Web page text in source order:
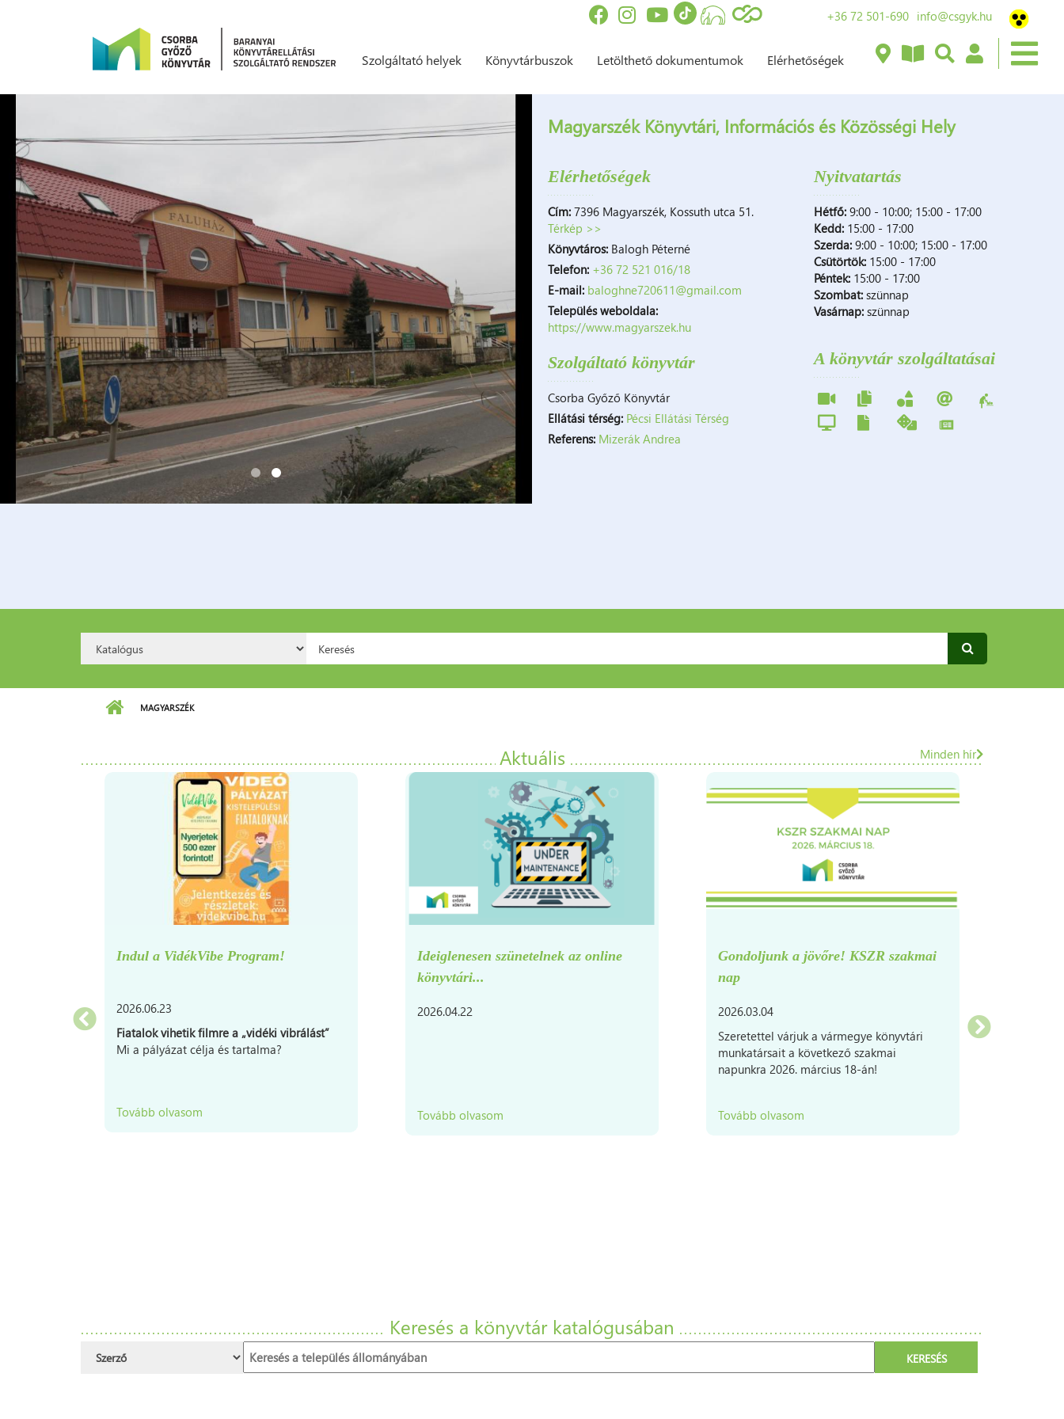
+36 72 501-690 info@csgyk.hu
Szolgáltató helyek Könyvtárbuszok Letölthető dokumentumok Elérhetőségek
Magyarszék Könyvtári, Információs és Közösségi Hely
Elérhetőségek
Cím: 7396 Magyarszék, Kossuth utca 51.
Térkép >>
7396
Magyarszék,
Kossuth
utca
51.
Könyvtáros: Balogh Péterné
Telefon: +36 72 521 016/18
E-mail: baloghne720611@gmail.com
Település weboldala:
https://www.magyarszek.hu
Szolgáltató könyvtár
Csorba Győző Könyvtár
Ellátási térség: Pécsi Ellátási Térség
Referens: Mizerák Andrea
Nyitvatartás
Hétfő: 9:00 - 10:00; 15:00 - 17:00
Kedd: 15:00 - 17:00
Szerda: 9:00 - 10:00; 15:00 - 17:00
Csütörtök: 15:00 - 17:00
Péntek: 15:00 - 17:00
Szombat: szünnap
Vasárnap: szünnap
A könyvtár szolgáltatásai
Option:
Keresés űrlap
MAGYARSZÉK
Aktuális Minden hír
Indul a VidékVibe Program!
2026.06.23
Fiatalok vihetik filmre a „vidéki vibrálást”
Mi a pályázat célja és tartalma?
Tovább olvasom
Ideiglenesen szünetelnek az online
könyvtári...
2026.04.22
Tovább olvasom
Gondoljunk a jövőre! KSZR szakmai
nap
2026.03.04
Szeretettel várjuk a vármegye könyvtári
munkatársait a következő szakmai
napunkra 2026. március 18-án!
Tovább olvasom
Keresés a könyvtár katalógusában